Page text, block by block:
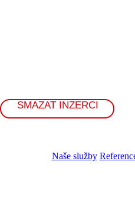
SMAZAT INZERCI
Naše služby